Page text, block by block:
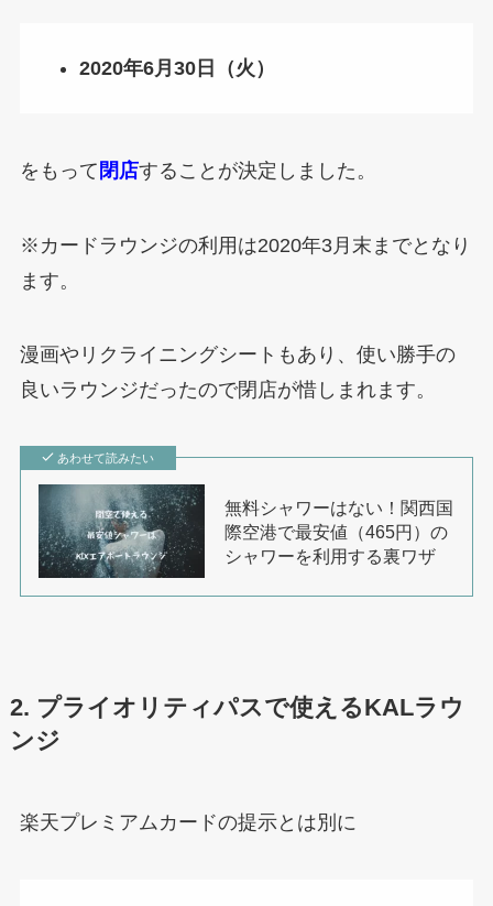
2020年6月30日（火）
をもって 閉店することが決定しました。
※カードラウンジの利用は2020年3月末までとなり
ます。
漫画やリクライニングシートもあり、使い勝手の
良いラウンジだったので閉店が惜しまれます。
あわせて読みたい
無料シャワーはない！関西国
際空港で最安値（465円）の
シャワーを利用する裏ワザ
2. プライオリティパスで使えるKALラウ
ンジ
楽天プレミアムカードの提示とは別に